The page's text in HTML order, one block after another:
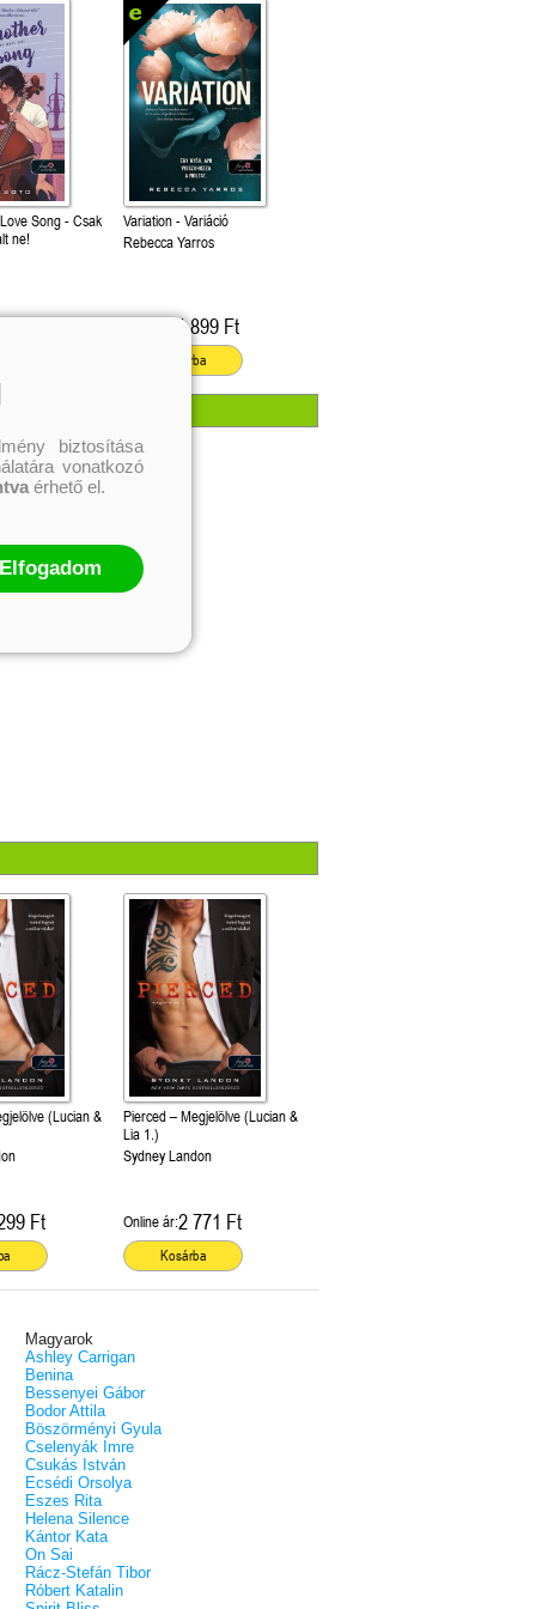
Song - Csak
ne!
Variation - Variáció
Rebecca Yarros
4 899 Ft
Kosárba
(Lucian &
Ft
Pierced – Megjelölve (Lucian &
Lia 1.)
Sydney Landon
Online ár:2 771 Ft
Kosárba
Magyarok
Ashley Carrigan
Benina
Bessenyei Gábor
Bodor Attila
Böszörményi Gyula
Cselenyák Imre
Csukás István
Ecsédi Orsolya
Eszes Rita
Helena Silence
Kántor Kata
On Sai
Rácz-Stefán Tibor
Róbert Katalin
biztosítása
vonatkozó
érhető el.
Elfogadom